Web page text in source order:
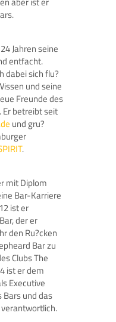
Jahren seine
entfacht.
dabei sich flu?
und seine
Freunde des
betreibt seit
und gru?
.
mit Diplom
Bar-Karriere
ist er
der er
den Ru?cken
Bar zu
Clubs The
ist er dem
Executive
und das